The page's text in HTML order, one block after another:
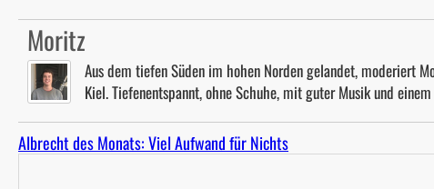
Moritz
Aus dem tiefen Süden im hohen Norden gelandet, moderiert
Kiel. Tiefenentspannt, ohne Schuhe, mit guter Musik und
Albrecht des Monats: Viel Aufwand für Nichts